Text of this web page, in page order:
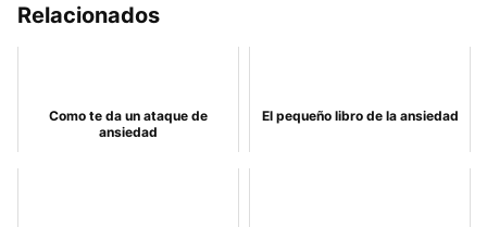
Relacionados
Como te da un ataque de
ansiedad
El pequeño libro de la ansiedad